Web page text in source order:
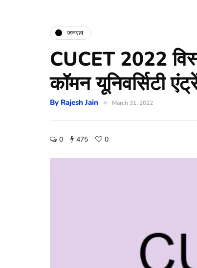
जनरल
CUCET 2022
कॉमन यूनिवर्सिटी
By Rajesh Jain March 31, 2022
0 475 0